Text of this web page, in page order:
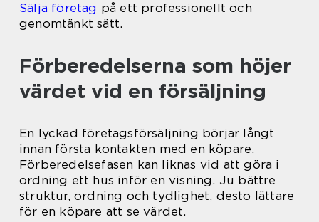
Sälja företag på ett professionellt och
genomtänkt sätt.
Förberedelserna som höjer
värdet vid en försäljning
En lyckad företagsförsäljning börjar långt
innan första kontakten med en köpare.
Förberedelsefasen kan liknas vid att göra i
ordning ett hus inför en visning. Ju bättre
struktur, ordning och tydlighet, desto lättare
för en köpare att se värdet.